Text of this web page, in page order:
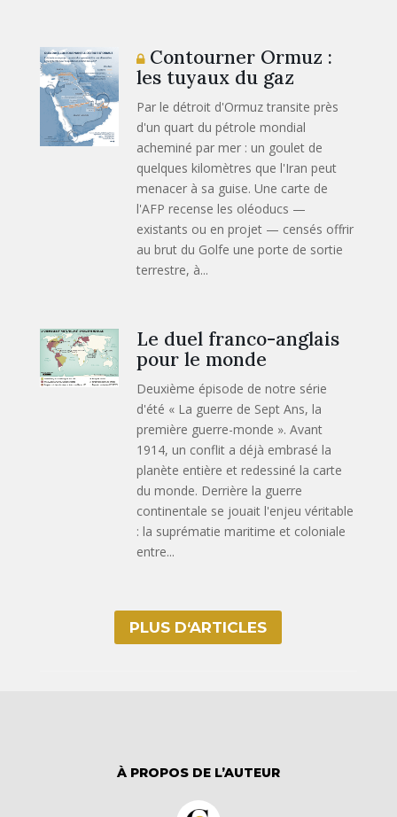
Contourner Ormuz :
les tuyaux du gaz
Par le détroit d'Ormuz transite près
d'un quart du pétrole mondial
acheminé par mer : un goulet de
quelques kilomètres que l'Iran peut
menacer à sa guise. Une carte de
l'AFP recense les oléoducs —
existants ou en projet — censés offrir
au brut du Golfe une porte de sortie
terrestre, à...
Le duel franco-anglais
pour le monde
Deuxième épisode de notre série
d'été « La guerre de Sept Ans, la
première guerre-monde ». Avant
1914, un conflit a déjà embrasé la
planète entière et redessiné la carte
du monde. Derrière la guerre
continentale se jouait l'enjeu véritable
: la suprématie maritime et coloniale
entre...
PLUS D‘ARTICLES
À PROPOS DE L’AUTEUR